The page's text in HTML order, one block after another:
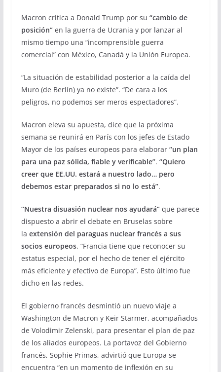
Macron critica a Donald Trump por su “cambio de
posición”en la guerra de Ucrania y por lanzar al
mismo tiempo una “incomprensible guerra
comercial” con México, Canadá y la Unión Europea.
“La situación de estabilidad posterior a la caída del
Muro (de Berlín) ya no existe”. “De cara a los
peligros, no podemos ser meros espectadores”.
Macron eleva su apuesta, dice que la próxima
semana se reunirá en París con los jefes de Estado
Mayor de los países europeos para elaborar “un plan
para una paz sólida, fiable y verificable”. “Quiero
creer que EE.UU. estará a nuestro lado… pero
debemos estar preparados si no lo está”.
“Nuestra disuasión nuclear nos ayudará” que parece
dispuesto a abrir el debate en Bruselas sobre
la extensión del paraguas nuclear francés a sus
socios europeos. “Francia tiene que reconocer su
estatus especial, por el hecho de tener el ejército
más eficiente y efectivo de Europa”. Esto último fue
dicho en las redes.
El gobierno francés desmintió un nuevo viaje a
Washington de Macron y Keir Starmer, acompañados
de Volodimir Zelenski, para presentar el plan de paz
de los aliados europeos. La portavoz del Gobierno
francés, Sophie Primas, advirtió que Europa se
encuentra “en un momento de inflexión en su